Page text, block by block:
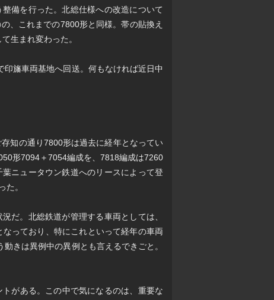
備を行った。北総仕様への改造について
、これまでの7800形と同様。帯の貼換え
生まれ変わった。
旛車両基地へ回送。何もなければ近日中
知の通り7800形は過去に経年となってい
形7094＋7054編成を、7818編成は7260
ニュータウン鉄道へのリースによって登
た。
だ。北総鉄道が管理する車両としては、
なっており、特にこれといって経年の車両
きは異例中の異例とも言えるできごと。
トがある。この中で気になるのは、重要な